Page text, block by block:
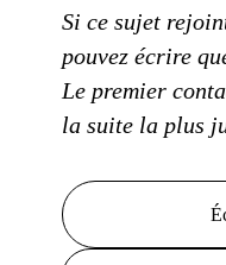
Si ce sujet
pouvez écrire
Le premier
la suite la plus